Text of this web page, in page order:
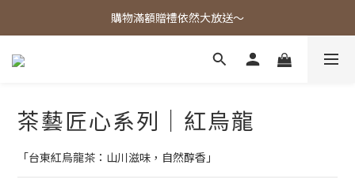
歡迎光臨東大茶莊，各式好茶任君挑選！
購物滿額贈禮依然大放送～
歡迎光臨東大茶莊，各式好茶任君挑選！
茶藝匠心系列｜紅烏龍
「台東紅烏龍茶：山川滋味，自然醇香」